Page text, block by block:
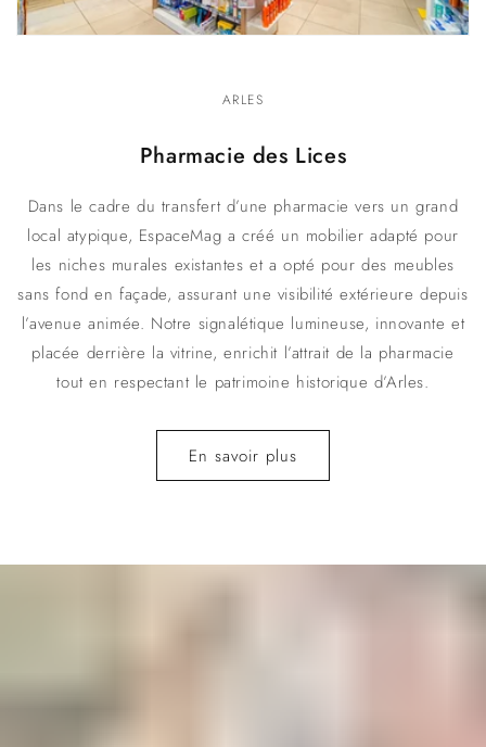
ARLES
Pharmacie des Lices
Dans le cadre du transfert d’une pharmacie vers un grand
local atypique, EspaceMag a créé un mobilier adapté pour
les niches murales existantes et a opté pour des meubles
sans fond en façade, assurant une visibilité extérieure depuis
l’avenue animée. Notre signalétique lumineuse, innovante et
placée derrière la vitrine, enrichit l’attrait de la pharmacie
tout en respectant le patrimoine historique d’Arles.
En savoir plus